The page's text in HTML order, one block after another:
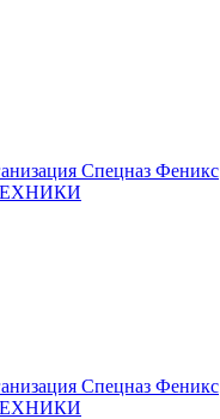
Спецназ Феникс
Спецназ Феникс